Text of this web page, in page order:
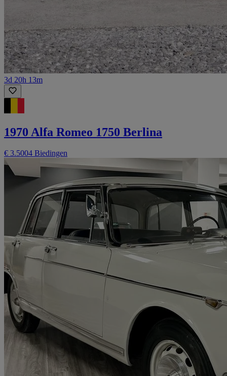
3d 20h 13m
1970 Alfa Romeo 1750 Berlina
€ 3.5004 Biedingen